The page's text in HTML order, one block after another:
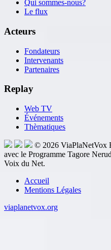
Qui sommes-nous?
Le flux
Acteurs
Fondateurs
Intervenants
Partenaires
Replay
Web TV
Événements
Thèmatiques
© 2026 ViaPlaNetVox
avec le Programme Tagore
Voix du Net.
Accueil
Mentions Légales
viaplanetvox.org